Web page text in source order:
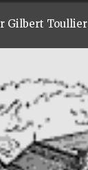
Gilbert Toullier